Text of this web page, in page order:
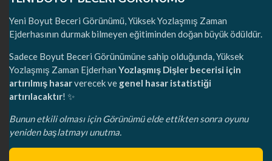
Yeni Boyut Beceri Görünümü, Yüksek Yozlaşmış Zaman
Ejderhasının durmak bilmeyen eğitiminden doğan büyük ödüldür.
Sadece Boyut Beceri Görünümüne sahip olduğunda, Yüksek
Yozlaşmış Zaman Ejderhan Yozlaşmış Dişler becerisi için
artırılmış hasarverecek ve genel hasar istatistiği
artırılacaktır! ✨
Bunun etkili olması için Görünümü elde ettikten sonra oyunu
yeniden başlatmayı unutma.